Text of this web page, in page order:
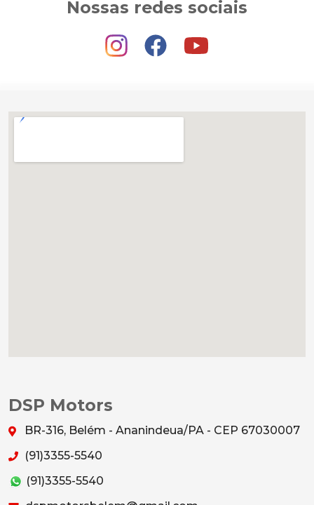
Nossas redes sociais
DSP Motors
BR-316, Belém - Ananindeua/PA - CEP 67030007
(91)3355-5540
(91)3355-5540